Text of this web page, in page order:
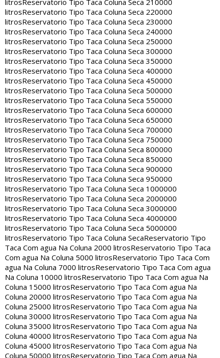
litros Reservatorio Tipo Taca Coluna Seca 210000
litrosReservatorio Tipo Taca Coluna Seca 220000
litrosReservatorio Tipo Taca Coluna Seca 230000
litrosReservatorio Tipo Taca Coluna Seca 240000
litrosReservatorio Tipo Taca Coluna Seca 250000
litrosReservatorio Tipo Taca Coluna Seca 300000
litrosReservatorio Tipo Taca Coluna Seca 350000
litrosReservatorio Tipo Taca Coluna Seca 400000
litrosReservatorio Tipo Taca Coluna Seca 450000
litrosReservatorio Tipo Taca Coluna Seca 500000
litrosReservatorio Tipo Taca Coluna Seca 550000
litrosReservatorio Tipo Taca Coluna Seca 600000
litrosReservatorio Tipo Taca Coluna Seca 650000
litrosReservatorio Tipo Taca Coluna Seca 700000
litrosReservatorio Tipo Taca Coluna Seca 750000
litrosReservatorio Tipo Taca Coluna Seca 800000
litrosReservatorio Tipo Taca Coluna Seca 850000
litrosReservatorio Tipo Taca Coluna Seca 900000
litrosReservatorio Tipo Taca Coluna Seca 950000
litrosReservatorio Tipo Taca Coluna Seca 1000000
litrosReservatorio Tipo Taca Coluna Seca 2000000
litrosReservatorio Tipo Taca Coluna Seca 3000000
litrosReservatorio Tipo Taca Coluna Seca 4000000
litrosReservatorio Tipo Taca Coluna Seca 5000000
litrosReservatorio Tipo Taca Coluna SecaReservatorio Tipo
Taca Com agua Na Coluna 2000 litrosReservatorio Tipo Taca
Com agua Na Coluna 5000 litrosReservatorio Tipo Taca Com
agua Na Coluna 7000 litrosReservatorio Tipo Taca Com agua
Na Coluna 10000 litrosReservatorio Tipo Taca Com agua Na
Coluna 15000 litrosReservatorio Tipo Taca Com agua Na
Coluna 20000 litrosReservatorio Tipo Taca Com agua Na
Coluna 25000 litrosReservatorio Tipo Taca Com agua Na
Coluna 30000 litrosReservatorio Tipo Taca Com agua Na
Coluna 35000 litrosReservatorio Tipo Taca Com agua Na
Coluna 40000 litrosReservatorio Tipo Taca Com agua Na
Coluna 45000 litrosReservatorio Tipo Taca Com agua Na
Coluna 50000 litrosReservatorio Tipo Taca Com agua Na